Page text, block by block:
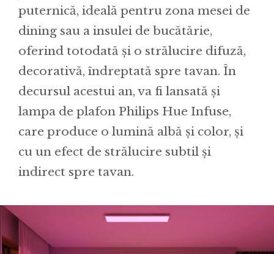
puternică, ideală pentru zona mesei de
dining sau a insulei de bucătărie,
oferind totodată și o strălucire difuză,
decorativă, îndreptată spre tavan. În
decursul acestui an, va fi lansată și
lampa de plafon Philips Hue Infuse,
care produce o lumină albă și color, și
cu un efect de strălucire subtil și
indirect spre tavan.